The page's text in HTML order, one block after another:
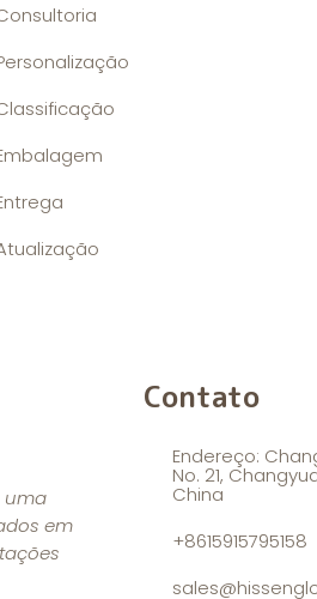
uma
em
Contato
Endereço:
No. 21,
China
+8615915795158